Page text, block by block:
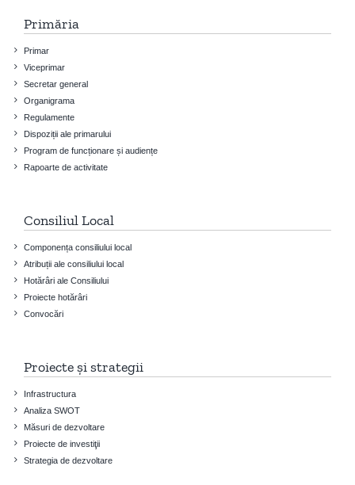
Primăria
Primar
Viceprimar
Secretar general
Organigrama
Regulamente
Dispoziții ale primarului
Program de funcționare și audiențe
Rapoarte de activitate
Consiliul Local
Componența consiliului local
Atribuții ale consiliului local
Hotărâri ale Consiliului
Proiecte hotărâri
Convocări
Proiecte și strategii
Infrastructura
Analiza SWOT
Măsuri de dezvoltare
Proiecte de investiţii
Strategia de dezvoltare